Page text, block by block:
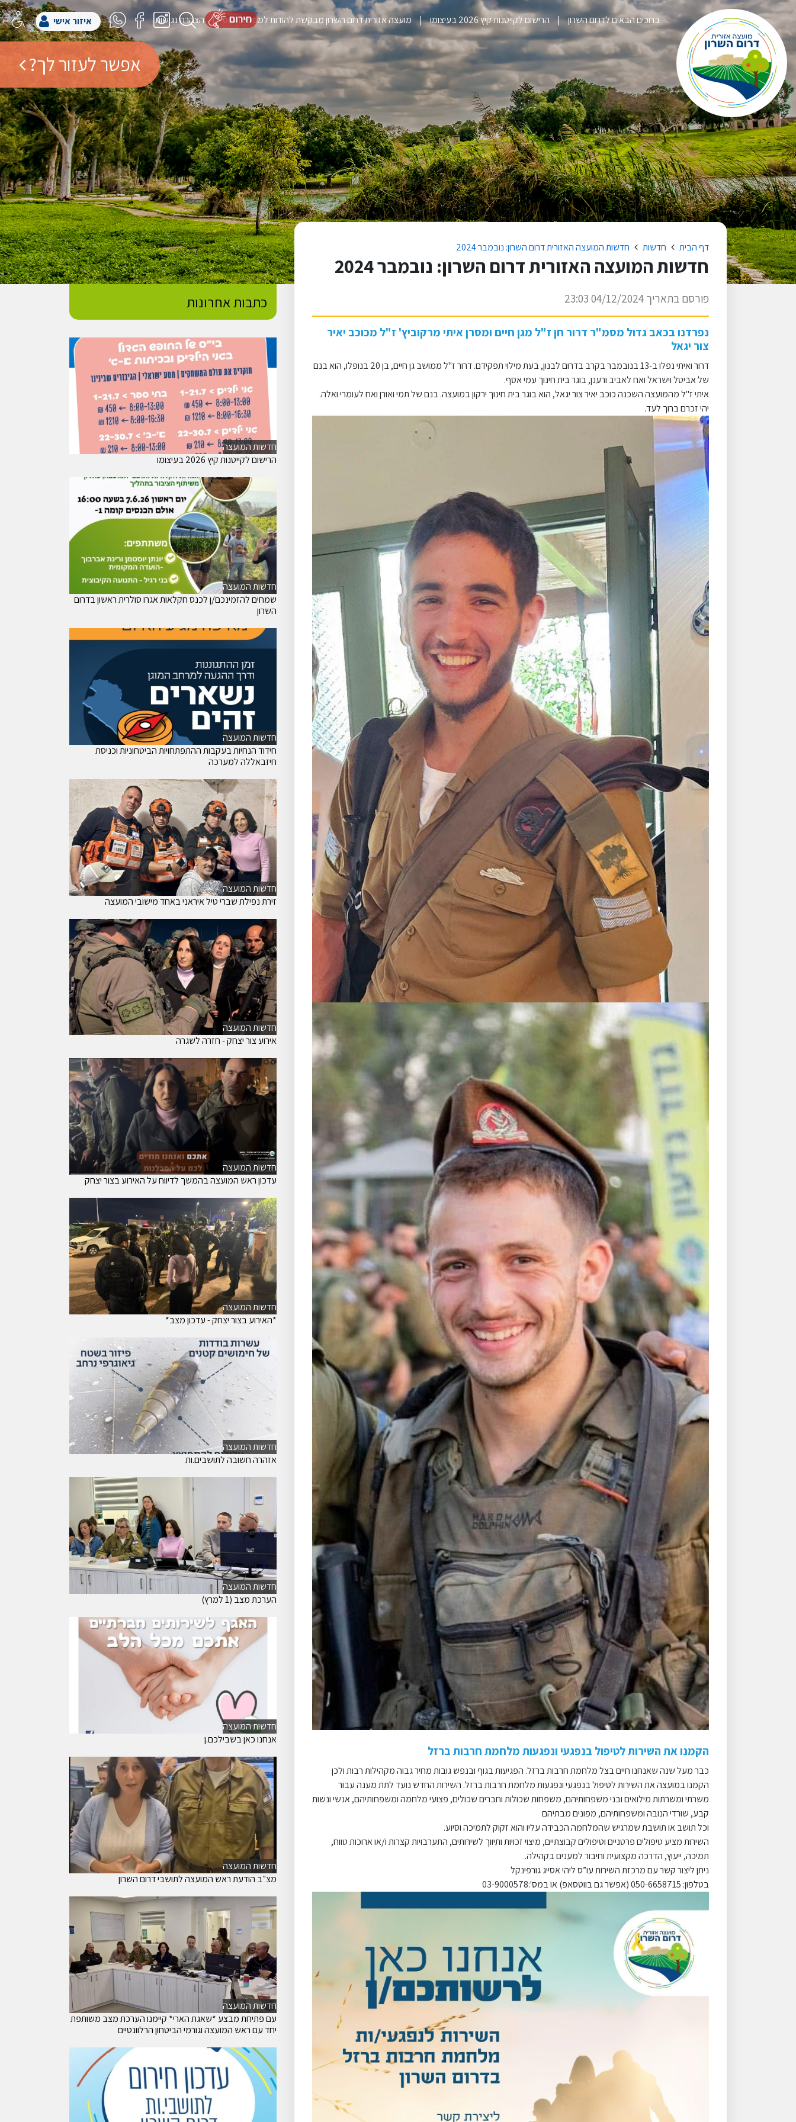
ברוכים הבאים לדרום השרון הרישום לקייטנות קיץ 2026 בעיצומו מועצה אזורית דרום השרון מבקשת להודות למפעל הפיס הצהרת נגישות איזור אישי
אפשר לעזור לך?
דף הבית חדשות חדשות המועצה האזורית דרום השרון: נובמבר 2024
חדשות המועצה האזורית דרום השרון: נובמבר 2024
פורסם בתאריך 04/12/2024 23:03
נפרדנו בכאב גדול מסמ"ר דרור חן ז"ל מגן חיים ומסרן איתי מרקוביץ' ז"ל מכוכב יאיר
צור יגאל
דרור ואיתי נפלו ב-13 בנובמבר בקרב בדרום לבנון, בעת מילוי תפקידם. דרור ז"ל ממושב גן חיים, בן 20 בנופלו, הוא בנם
של אביטל וישראל ואח לאביב ורענן, בוגר בית חינוך עמי אסף.
איתי ז"ל מהמועצה השכנה כוכב יאיר צור יגאל, הוא בוגר בית חינוך ירקון במועצה. בנם של תמי ואורן ואח לעומרי ואלה.
יהי זכרם ברוך לעד.
הקמנו את השירות לטיפול בנפגעי ונפגעות מלחמת חרבות ברזל
כבר מעל שנה שאנחנו חיים בצל מלחמת חרבות ברזל. הפגיעות בגוף ובנפש גובות מחיר גבוה מקהילות רבות ולכן
הקמנו במועצה את השירות לטיפול בנפגעי ונפגעות מלחמת חרבות ברזל. השירות החדש נועד לתת מענה עבור
משרתי ומשרתות מילואים ובני משפחותיהם, משפחות שכולות וחברים שכולים, פצועי מלחמה ומשפחותיהם, אנשי ונשות
קבע, שורדי הנובה ומשפחותיהם, מפונים מבתיהם
וכל תושב או תושבת שמרגיש שהמלחמה הכבידה עליו והוא זקוק לתמיכה וסיוע.
השירות מציע טיפולים פרטניים וטיפולים קבוצתיים, מיצוי זכויות ותיווך לשירותים, התערבויות קצרות ו/או ארוכות טווח,
תמיכה, ייעוץ, הדרכה מקצועית וחיבור למענים בקהילה.
ניתן ליצור קשר עם מרכזת השירות עו”ס ליהי אסייג גורפינקל
בטלפון: 050-6658715 (אפשר גם בווטסאפ) או במס':03-9000578
כתבות אחרונות
חדשות המועצה
הרישום לקייטנות קיץ 2026 בעיצומו
חדשות המועצה
שמחים להזמינכם/ן לכנס חקלאות אגרו סולרית ראשון בדרום
השרון
חדשות המועצה
חידוד הנחיות בעקבות ההתפתחויות הביטחוניות וכניסת
חיזבאללה למערכה
חדשות המועצה
זירת נפילת שברי טיל איראני באחד מישובי המועצה
חדשות המועצה
אירוע צור יצחק - חזרה לשגרה
חדשות המועצה
עדכון ראש המועצה בהמשך לדיווח על האירוע בצור יצחק
חדשות המועצה
*האירוע בצור יצחק - עדכון מצב*
חדשות המועצה
אזהרה חשובה לתושבים.ות
חדשות המועצה
הערכת מצב (1 למרץ)
חדשות המועצה
אנחנו כאן בשבילכם.ן
חדשות המועצה
מצ״ב הודעת ראש המועצה לתושבי דרום השרון
חדשות המועצה
עם פתיחת מבצע *שאגת הארי* קיימנו הערכת מצב משותפת
יחד עם ראש המועצה וגורמי הביטחון הרלוונטיים